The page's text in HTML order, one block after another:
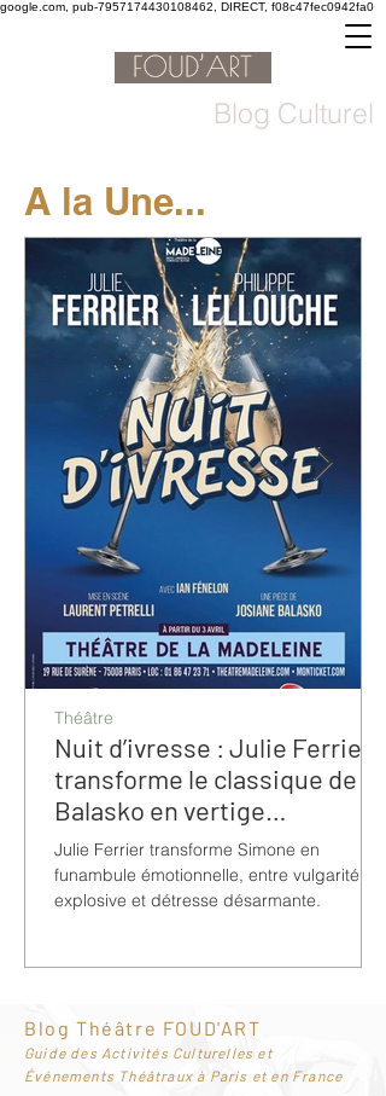
google.com, pub-7957174430108462, DIRECT, f08c47fec0942fa0
Blog Culturel
A la Une...
Nuit d’ivresse : Julie Ferrier
transforme le classique de
Balasko en vertige
bouleversant
Julie Ferrier transforme Simone en
funambule émotionnelle, entre vulgarité
explosive et détresse désarmante.
Théâtre
Blog Théâtre FOUD'ART
Guide des Activités Culturelles et
Événements Théâtraux à Paris et en France